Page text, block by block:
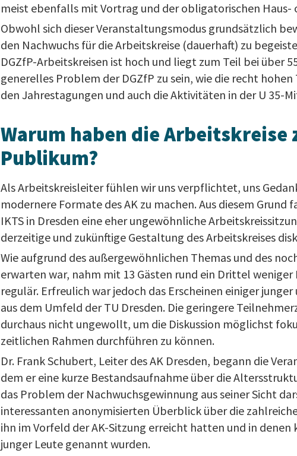
meist ebenfalls mit Vortrag und der obligatorischen Haus-
Obwohl sich dieser Veranstaltungsmodus grundsätzlich
den Nachwuchs für die Arbeitskreise (dauerhaft) zu
DGZfP-Arbeitskreisen ist hoch und liegt zum Teil bei über
generelles Problem der DGZfP zu sein, wie die recht
den Jahrestagungen und auch die Aktivitäten in der U 35-
Warum haben die Arbeitskreise
Publikum?
Als Arbeitskreisleiter fühlen wir uns verpflichtet, uns
modernere Formate des AK zu machen. Aus diesem Grund
IKTS in Dresden eine eher ungewöhnliche
derzeitige und zukünftige Gestaltung des Arbeitskreises
Wie aufgrund des außergewöhnlichen Themas und des
erwarten war, nahm mit 13 Gästen rund ein Drittel
regulär. Erfreulich war jedoch das Erscheinen einiger
aus dem Umfeld der TU Dresden. Die geringere
durchaus nicht ungewollt, um die Diskussion möglichst
zeitlichen Rahmen durchführen zu können.
Dr. Frank Schubert, Leiter des AK Dresden, begann die
dem er eine kurze Bestandsaufnahme über die
das Problem der Nachwuchsgewinnung aus seiner Sicht
interessanten anonymisierten Überblick über die
ihn im Vorfeld der AK-Sitzung erreicht hatten und in
junger Leute genannt wurden.